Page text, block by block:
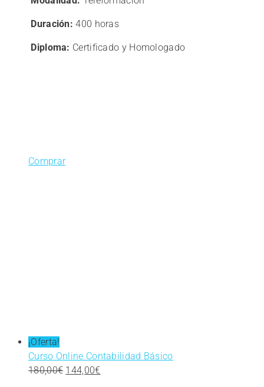
original
era:
actual
Duración: 400 horas
Diploma: Certificado y Homologado
Comprar
¡Oferta!
Curso Online Contabilidad Básico
180,00€ El
144,00€